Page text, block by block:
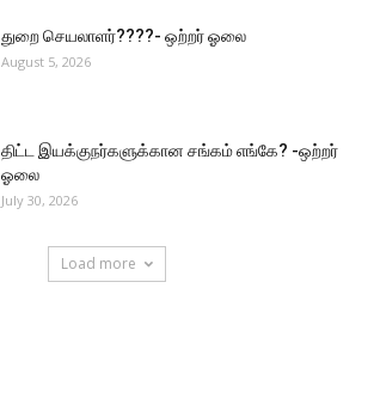
துறை செயலாளர்????- ஒற்றர் ஓலை
August 5, 2026
திட்ட இயக்குநர்களுக்கான சங்கம் எங்கே? -ஒற்றர்
ஓலை
July 30, 2026
Load more